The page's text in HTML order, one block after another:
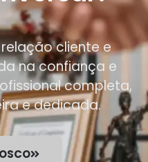
cliente e
na confiança e
completa,
e dedicada.